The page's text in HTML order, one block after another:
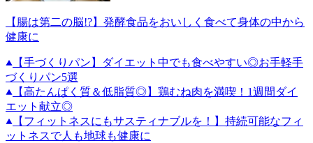
【腸は第二の脳!?】発酵食品をおいしく食べて身体の中から
健康に
【手づくりパン】ダイエット中でも食べやすい◎お手軽手
づくりパン5選
【高たんぱく質＆低脂質◎】鶏むね肉を満喫！1週間ダイ
エット献立◎
【フィットネスにもサスティナブルを！】持続可能なフィ
ットネスで人も地球も健康に